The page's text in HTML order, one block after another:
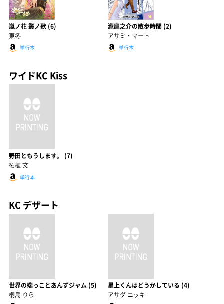
嵐ノ花 叢ノ歌 (6)
東冬
単行本
瀧鷹之介の散歩時間 (2)
アサミ・マート
単行本
ワイドKC Kiss
野田ともうします。 (7)
柘植 文
単行本
KC デザート
世界の端っことあんずジャム (5)
桐島 りら
星上くんはどうかしている (4)
アサダ ニッキ